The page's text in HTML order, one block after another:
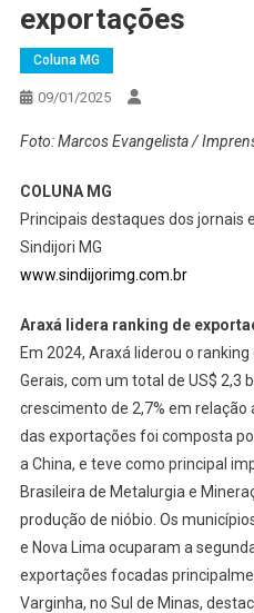
exportações
Coluna MG
09/01/2025
Foto: Marcos Evangelista /
COLUNA MG
Principais destaques dos jornais
Sindijori MG
www.sindijorimg.com.br
Araxá lidera ranking de
Em 2024, Araxá liderou o
Gerais, com um total de US$ 2,3
crescimento de 2,7% em
das exportações foi composta
a China, e teve como principal
Brasileira de Metalurgia e
produção de nióbio. Os
e Nova Lima ocuparam a
exportações focadas
Varginha, no Sul de Minas,